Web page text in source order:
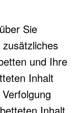
Sie
und Ihre
Inhalt